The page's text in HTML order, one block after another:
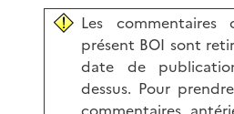
Les
présent BOI sont
date de
dessus. Pour